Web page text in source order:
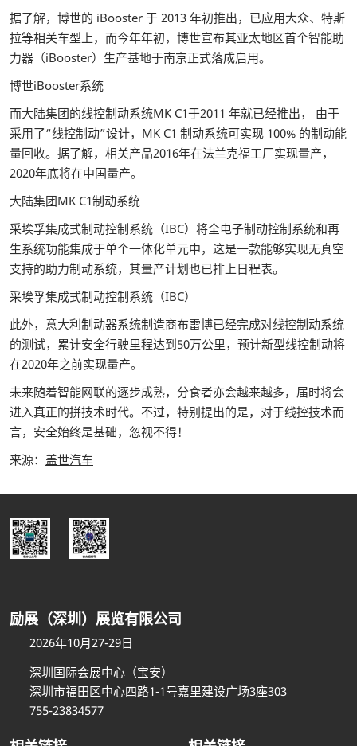
据了解，博世的 iBooster 于 2013 年初推出，已应用大众、特斯
拉等相关车型上，而今年年初，博世宣布其亚太地区首个智能助
力器（iBooster）生产基地于南京正式落成启用。
博世iBooster系统
而大陆集团的线控制动系统MK C1于2011 年就已经推出， 由于
采用了“线控制动”设计，MK C1 制动系统可实现 100% 的制动能
量回收。据了解，相关产品2016年在法兰克福工厂实现量产，
2020年底将在中国量产。
大陆集团MK C1制动系统
采埃孚集成式制动控制系统（IBC）将全电子制动控制系统和再
生系统功能集成于单个一体化单元中，这是一款能够实现无真空
支持的助力制动系统，其量产计划也已排上日程表。
采埃孚集成式制动控制系统（IBC）
此外，意大利制动器系统制造商布雷博已经完成对线控制动系统
的测试，累计安全行驶里程达到50万公里，预计新型线控制动将
在2020年之前实现量产。
未来随着智能网联的逐步成熟，分食者亦会越来越多，届时将会
进入真正的拼技术时代。不过，特别提出的是，对于线控技术而
言，安全始终是基础，忽视不得！
来源： 盖世汽车
励展（深圳）展览有限公司
2026年10月27-29日
深圳国际会展中心（宝安）
深圳市福田区中心四路1-1号嘉里建设广场3座303
755-23834577